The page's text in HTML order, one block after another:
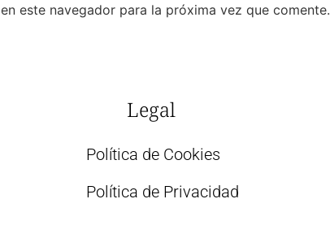
este navegador para la próxima vez que comente.
Legal
Política de Cookies
Política de Privacidad